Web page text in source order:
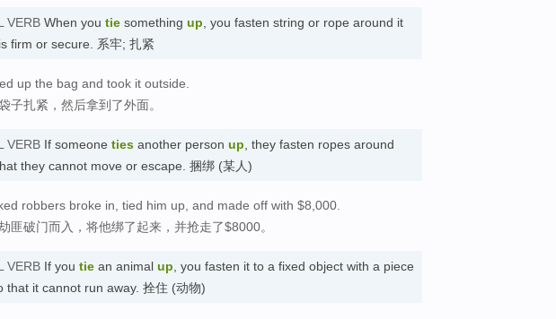
VERB When you tie something up, you fasten string or rope around it
firm or secure. 系牢; 扎紧
up the bag and took it outside.
子扎紧，然后拿到了外面。
VERB If someone ties another person up, they fasten ropes around
they cannot move or escape. 捆绑 (某人)
robbers broke in, tied him up, and made off with $8,000.
匪破门而入，将他绑了起来，并抢走了$8000。
VERB If you tie an animal up, you fasten it to a fixed object with a piece
that it cannot run away. 拴住 (动物)